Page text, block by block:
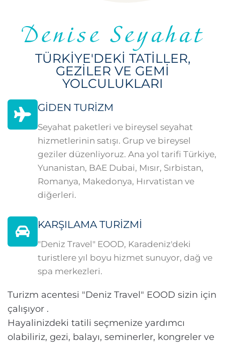
Denise Seyahat
TÜRKIYE'DEKI TATILLER,
GEZILER VE GEMI
YOLCULUKLARI
GIDEN TURIZM
Seyahat paketleri ve bireysel seyahat
hizmetlerinin satışı. Grup ve bireysel
geziler düzenliyoruz. Ana yol tarifi Türkiye,
Yunanistan, BAE Dubai, Mısır, Sırbistan,
Romanya, Makedonya, Hırvatistan ve
diğerleri.
KARŞILAMA TURIZMI
"Deniz Travel" EOOD, Karadeniz'deki
turistlere yıl boyu hizmet sunuyor, dağ ve
spa merkezleri.
Turizm acentesi "Deniz Travel" EOOD sizin için
çalışıyor .
Hayalinizdeki tatili seçmenize yardımcı
olabiliriz, gezi, balayı, seminerler, kongreler ve